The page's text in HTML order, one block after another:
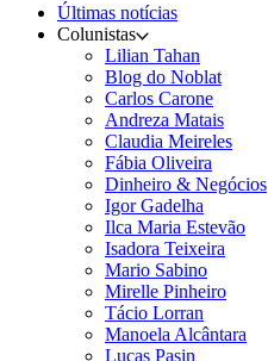
Últimas notícias
Colunistas
Lilian Tahan
Blog do Noblat
Carlos Carone
Andreza Matais
Claudia Meireles
Fábia Oliveira
Dinheiro & Negócios
Igor Gadelha
Ilca Maria Estevão
Isadora Teixeira
Mario Sabino
Mirelle Pinheiro
Tácio Lorran
Manoela Alcântara
Lucas Pasin